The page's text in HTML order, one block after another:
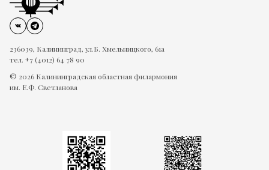
236039, Калининград, ул.Б. Хмельницкого, 61а
тел. +7 (4012) 64 78 90
© 2026 Калининградская областная филармония
им. Е.Ф. Светланова